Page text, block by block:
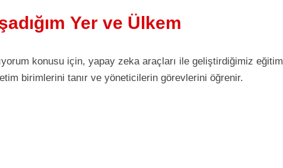
Yer ve Ülkem
konusu için, yapay zeka araçları ile geliştirdiğimiz eğitim
birimlerini tanır ve yöneticilerin görevlerini öğrenir.